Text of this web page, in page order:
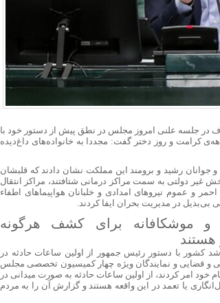
انجام است!
کارآمد است
در جلسه علنی امروز مجلس در نطق پیش از دستور خود با
کرامت و روز دختر گفت: مجددا به خانواده‌های داغ‌دیده
و جوانان رشید و برومند این مملکت نشان دادند که قلبشان
غیر دولتی به سمت مراکز درمانی شتافتند، مراکز انتقال
و عموم نیروهای امدادی و خلبانان هواپیماهای اطفاء
در مدیریت بحران ایفا کردند.
موشکافانه برای کشف هرگونه
هستند
با دستور رئیس جمهور از اولین ساعات حادثه در
و قضایی و نمایندگان ویژه چهار کمیسیون تخصصی مجلس
خود امر کردند، از اولین ساعات حادثه به صورت میدانی در
یا تعمد در این واقعه هستند و گزارش آن را به مردم